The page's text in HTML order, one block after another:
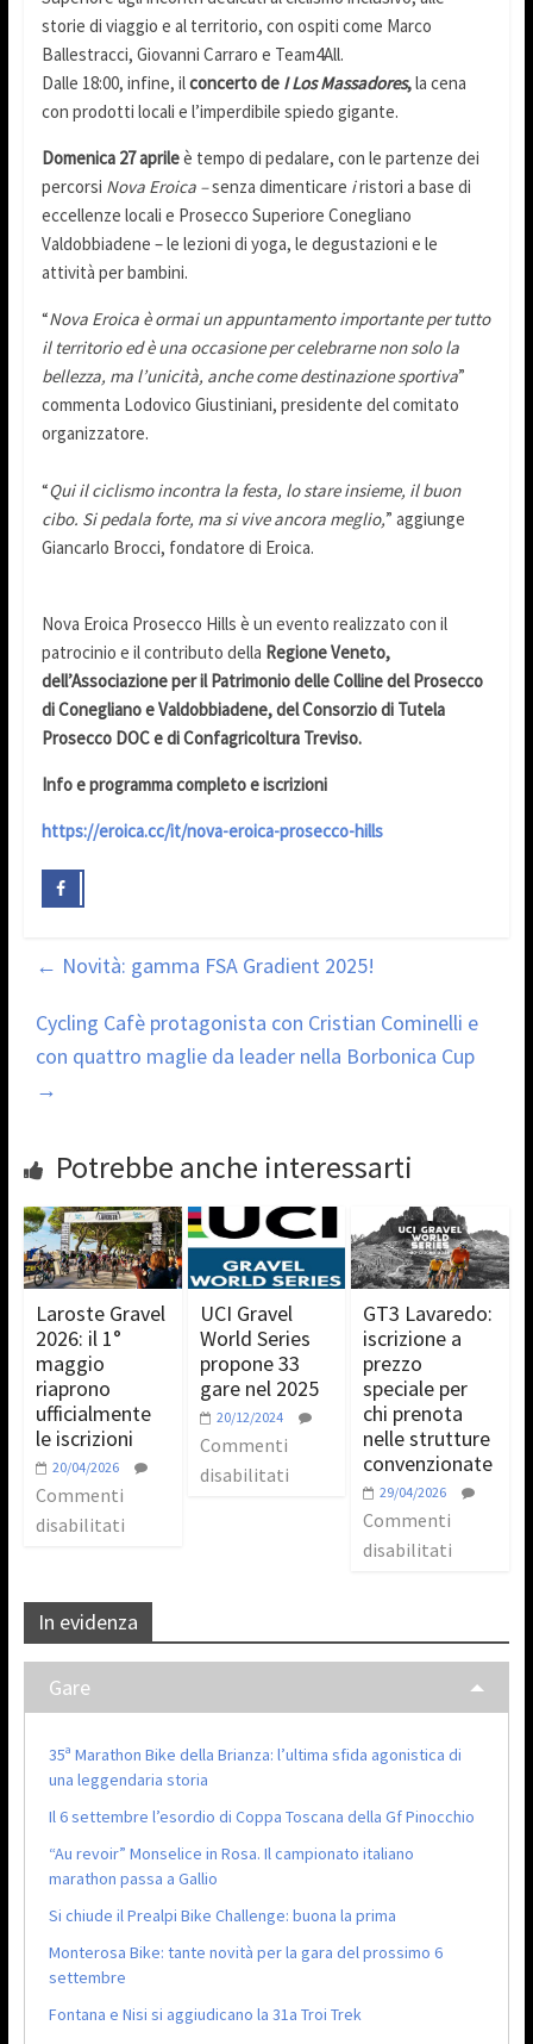
storie di viaggio e al territorio, con ospiti come Marco
Ballestracci, Giovanni Carraro e Team4All.
Dalle 18:00, infine, ilconcerto de I Los Massadores,la cena
con prodotti locali e l’imperdibile spiedo gigante.
Domenica 27 aprileè tempo di pedalare, con le partenze dei
percorsi Nova Eroica –senza dimenticare iristori a base di
eccellenze locali e Prosecco Superiore Conegliano
Valdobbiadene – le lezioni di yoga, le degustazioni e le
attività per bambini.
“Nova Eroica è ormai un appuntamento importante per tutto
il territorio ed è una occasione per celebrarne non solo la
bellezza, ma l’unicità, anche come destinazione sportiva”
commenta Lodovico Giustiniani, presidente del comitato
organizzatore.
“Qui il ciclismo incontra la festa, lo stare insieme, il buon
cibo. Si pedala forte, ma si vive ancora meglio,” aggiunge
Giancarlo Brocci, fondatore di Eroica.
Nova Eroica Prosecco Hills è un evento realizzato con il
patrocinio e il contributo della Regione Veneto,
dell’Associazione per il Patrimonio delle Colline del Prosecco
di Conegliano e Valdobbiadene, del Consorzio di Tutela
Prosecco DOC e di Confagricoltura Treviso.
Info e programma completo e iscrizioni
https://eroica.cc/it/nova-eroica-prosecco-hills
← Novità: gamma FSA Gradient 2025!
Cycling Cafè protagonista con Cristian Cominelli e
con quattro maglie da leader nella Borbonica Cup
→
Potrebbe anche interessarti
Laroste Gravel
2026: il 1°
maggio
riaprono
ufficialmente
le iscrizioni
20/04/2026
Commenti
disabilitati
UCI Gravel
World Series
propone 33
gare nel 2025
20/12/2024
Commenti
disabilitati
GT3 Lavaredo:
iscrizione a
prezzo
speciale per
chi prenota
nelle strutture
convenzionate
29/04/2026
Commenti
disabilitati
In evidenza
Gare
35ª Marathon Bike della Brianza: l’ultima sfida agonistica di
una leggendaria storia
Il 6 settembre l’esordio di Coppa Toscana della Gf Pinocchio
“Au revoir” Monselice in Rosa. Il campionato italiano
marathon passa a Gallio
Si chiude il Prealpi Bike Challenge: buona la prima
Monterosa Bike: tante novità per la gara del prossimo 6
settembre
Fontana e Nisi si aggiudicano la 31a Troi Trek